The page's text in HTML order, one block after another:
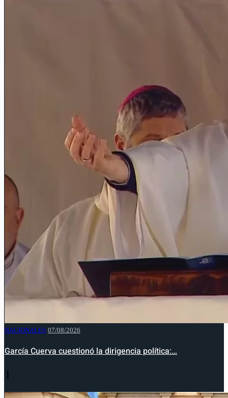
NACIONALES 07/08/2026
García Cuerva cuestionó la dirigencia política:…
1